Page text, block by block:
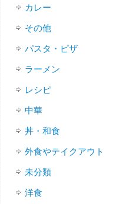
カレー
その他
パスタ・ピザ
ラーメン
レシピ
中華
丼・和食
外食やテイクアウト
未分類
洋食